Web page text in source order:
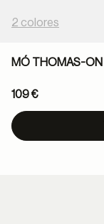
2 colores
MÓ THOMAS-ON
109 €